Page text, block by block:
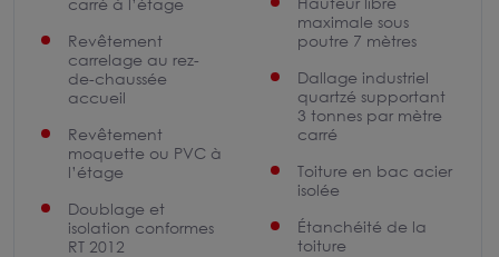
carré à l’étage
Revêtement
carrelage au rez-
de-chaussée
accueil
Revêtement
moquette ou PVC à
l’étage
Doublage et
isolation conformes
RT 2012
maximale sous
poutre 7 mètres
Dallage industriel
quartzé supportant
3 tonnes par mètre
carré
Toiture en bac acier
isolée
Étanchéité de la
toiture